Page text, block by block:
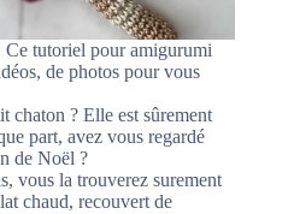
Ce tutoriel pour amigurumi
de photos pour vous
chaton ? Elle est sûrement
part, avez vous regardé
de Noël ?
vous la trouverez surement
chaud, recouvert de